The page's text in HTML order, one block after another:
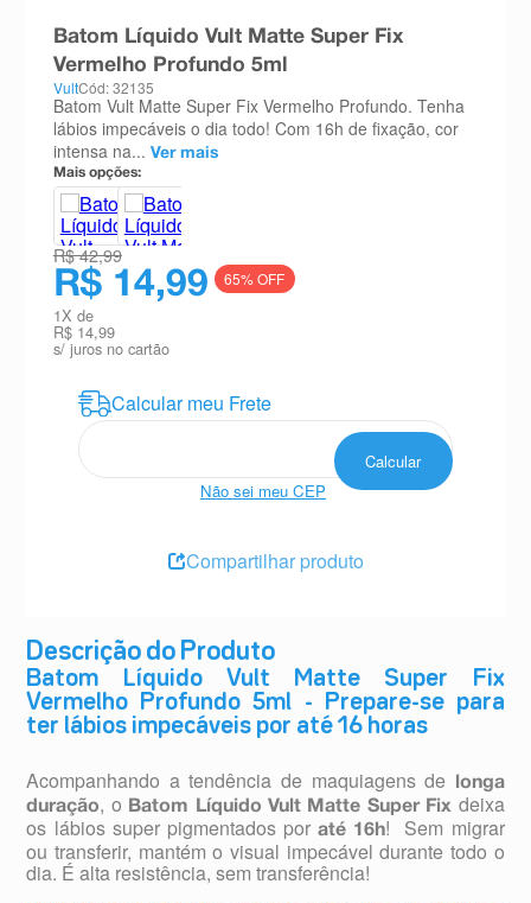
Descrição do Produto
Batom Líquido Vult Matte Super Fix
Vermelho Profundo 5ml - Prepare-se para
ter lábios impecáveis por até 16 horas
Acompanhando a tendência de maquiagens de
longa
duração, o Batom Líquido Vult Matte Super Fix deixa
os lábios super pigmentados poraté 16h! Sem migrar
ou transferir, mantém o visual impecável durante todo o
dia. É alta resistência, sem transferência!
Batom Líquido Vult Matte Super Fix
Vermelho Profundo 5ml
VultCód: 32135
Batom Vult Matte Super Fix Vermelho Profundo. Tenha
lábios impecáveis o dia todo! Com 16h de fixação, cor
intensa na... Ver mais
Mais opções:
R$ 42,99
R$ 14,99 65% OFF
1X de
R$ 14,99
s/ juros no cartão
Não sei meu CEP
Compartilhar produto
teste gravidez
esmalte
ºabsorvente